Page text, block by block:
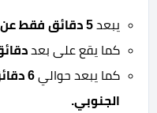
يبعد 5 دقائق فقط عن الجامعة الأمريكية (AUC).
كما يقع على بعد
كما يبعد حوالي
6
الجنوبي.